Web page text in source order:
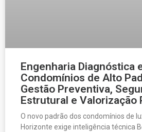
Engenharia Diagnóstica
Condomínios de Alto
Gestão Preventiva,
Estrutural e Valorização
O novo padrão dos condomínios de
Horizonte exige inteligência técnica